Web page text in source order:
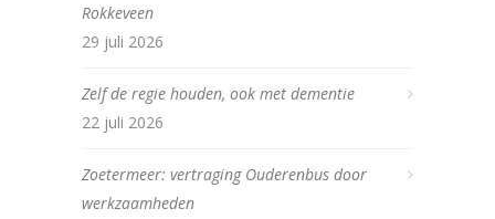
Rokkeveen
29 juli 2026
Zelf de regie houden, ook met dementie
22 juli 2026
Zoetermeer: vertraging Ouderenbus door
werkzaamheden